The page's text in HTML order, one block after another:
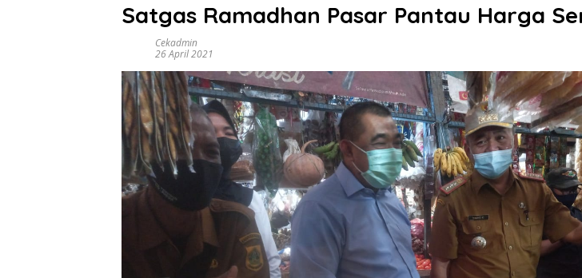
Satgas Ramadhan Pasar Pantau Harga
Cekadmin
26 April 2021